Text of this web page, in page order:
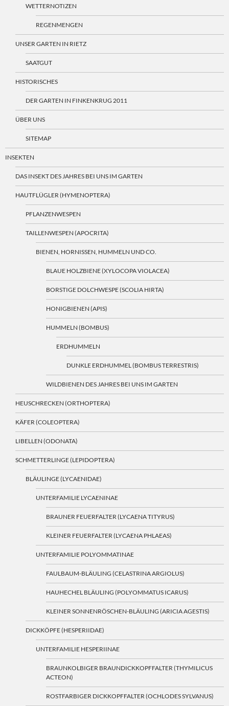
WETTERNOTIZEN
REGENMENGEN
UNSER GARTEN IN RIETZ
SAATGUT
HISTORISCHES
DER GARTEN IN FINKENKRUG 2011
ÜBER UNS
SITEMAP
INSEKTEN
DAS INSEKT DES JAHRES BEI UNS IM GARTEN
HAUTFLÜGLER (HYMENOPTERA)
PFLANZENWESPEN
TAILLENWESPEN (APOCRITA)
BIENEN, HORNISSEN, HUMMELN UND CO.
BLAUE HOLZBIENE (XYLOCOPA VIOLACEA)
BORSTIGE DOLCHWESPE (SCOLIA HIRTA)
HONIGBIENEN (APIS)
HUMMELN (BOMBUS)
ERDHUMMELN
DUNKLE ERDHUMMEL (BOMBUS TERRESTRIS)
WILDBIENEN DES JAHRES BEI UNS IM GARTEN
HEUSCHRECKEN (ORTHOPTERA)
KÄFER (COLEOPTERA)
LIBELLEN (ODONATA)
SCHMETTERLINGE (LEPIDOPTERA)
BLÄULINGE (LYCAENIDAE)
UNTERFAMILIE LYCAENINAE
BRAUNER FEUERFALTER (LYCAENA TITYRUS)
KLEINER FEUERFALTER (LYCAENA PHLAEAS)
UNTERFAMILIE POLYOMMATINAE
FAULBAUM-BLÄULING (CELASTRINA ARGIOLUS)
HAUHECHEL BLÄULING (POLYOMMATUS ICARUS)
KLEINER SONNENRÖSCHEN-BLÄULING (ARICIA AGESTIS)
DICKKÖPFE (HESPERIIDAE)
UNTERFAMILIE HESPERIINAE
BRAUNKOLBIGER BRAUNDICKKOPFFALTER (THYMILICUS
ACTEON)
ROSTFARBIGER DICKKOPFFALTER (OCHLODES SYLVANUS)